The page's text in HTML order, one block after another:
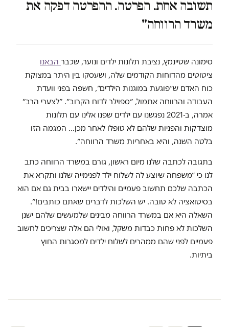
תשובה אחת. הפרטה. ההפרטה דפקה את
משרד הרווחה"
סימונה שטיינמץ, נציבת תלונות ילדים ונוער, שכבר הבאנו
ציטוטים מהדוחות הקודמים שלה, ושעסקו בין היתר במצוקת
כוח האדם ש״פוגעת במוגנות הילדים״, חשפה בפני וועדת
העבודה והרווחה אתמול, ״ספוילר לדוח הקרוב״. ״לצערי הרב״
אמרה, ב-2021 נפגשנו עם ילדים שפנו אלינו עם תלונות
מוצדקות והפניות שלהם לא טופלו לאחר מכן… המגמה הזו
בלטה השנה, והיא באחריות משרד הרווחה״.
בתגובה לכתבה שלנו מיום ראשון, גורם במשרד הרווחה כתב
לנו כי ״משפחה שיוצע לה לשלוח ילד לפנימייה שלנו ותקרא את
הכתבה שלכם תחשוב פעמיים והילדים יישארו בבית גם אם הוא
בסיטואציה לא טובה. יש השלכות לדברים שאתם כותבים!״.
השאלה היא אם במשרד הרווחה מבינים שלמעשים שלהם ישנן
השלכות לא פחות כבדות משקל, ואולי הם אלה שצריכים לחשוב
פעמיים לפני שהם ממהרים לשלוח ילדים למסגרות החוץ
ביתיות.